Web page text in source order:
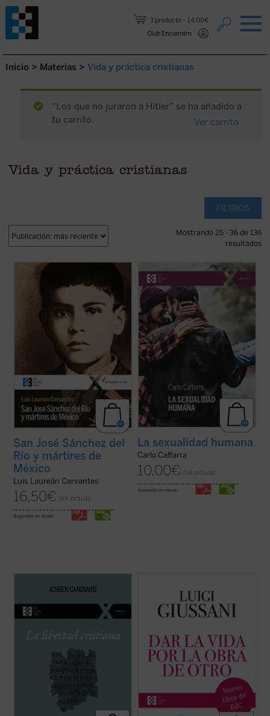
1 producto
14,00€
Club Encuentro
Saltar al contenido.
Inicio > Materias > Vida y práctica cristianas
“Los que no juraron a Hitler” se ha añadido a
tu carrito.
Ver carrito
Vida y práctica cristianas
FILTROS
Mostrando 25 - 36 de 136
resultados
¿Qué pasó para que muchos católicos se
guerra de los cristeros? El autor de este
libro, natural del pueblo del joven mártir, no
sólo responde a estas preguntas con
documentos, sino que logra ... (ver ficha)
San José Sánchez del
Río y mártires de
México
Luis Laureán Cervantes
16,50€ IVA incluido
disponible en ebook:
«Cada persona humana es creada
directamente por Dios. Ninguna persona
viene a la existencia por azar o por
necesidad: en su origen hay un acto
creador ---es decir, un acto de inteligencia y
de voluntad--- de Dios. Antes de haber sido
concebido en ... (ver ficha)
La sexualidad humana
Carlo Caffarra
10,00€ IVA incluido
disponible en ebook:
joven dominico francés residente en Egipto,
conocimiento de la libertad cristiana, un
camino de alianza y amistad con Cristo, y
2004) es el sexto y último volumen
dedicado a las intervenciones de don Luigi
Giussani en los Ejercicios espirituales de la
Fraternidad de Comunión y Liberación. En